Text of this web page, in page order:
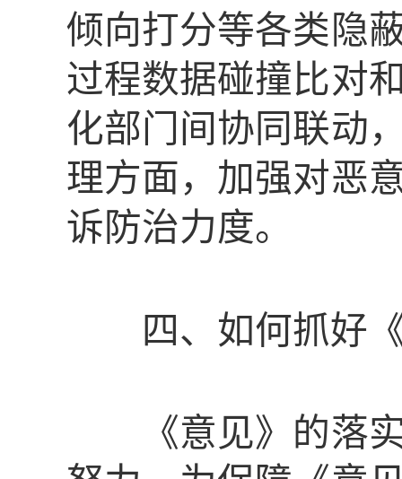
倾向打分等各类隐
过程数据碰撞比对
化部门间协同联动
理方面，加强对恶
诉防治力度。
四、如何抓好《
《意见》的落实